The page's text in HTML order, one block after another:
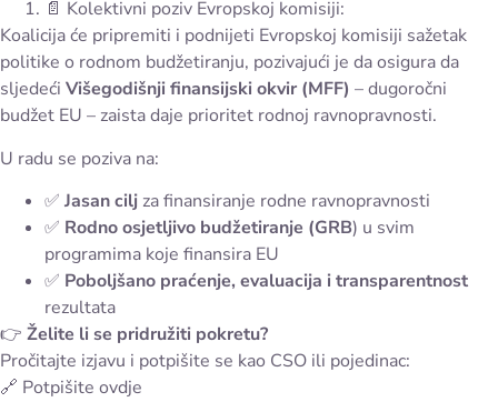
📄 Kolektivni poziv Evropskoj komisiji:
Koalicija će pripremiti i podnijeti Evropskoj komisiji sažetak
politike o rodnom budžetiranju, pozivajući je da osigura da
sljedeći Višegodišnji finansijski okvir (MFF) – dugoročni
budžet EU – zaista daje prioritet rodnoj ravnopravnosti.
U radu se poziva na:
✅ Jasan cilj za finansiranje rodne ravnopravnosti
✅ Rodno osjetljivo budžetiranje (GRB) u svim
programima koje finansira EU
✅ Poboljšano praćenje, evaluacija i transparentnost
rezultata
👉 Želite li se pridružiti pokretu?
Pročitajte izjavu i potpišite se kao CSO ili pojedinac:
🔗 Potpišite ovdje